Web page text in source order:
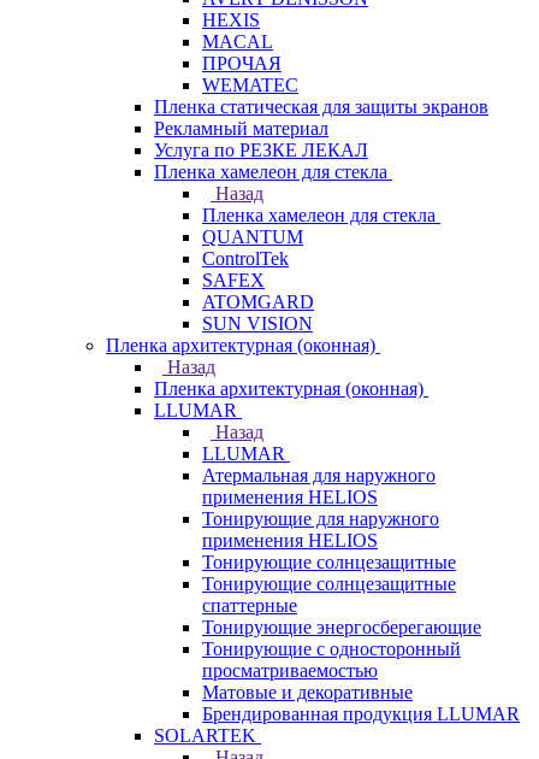
HEXIS
MACAL
ПРОЧАЯ
WEMATEC
Пленка статическая для защиты экранов
Рекламный материал
Услуга по РЕЗКЕ ЛЕКАЛ
Пленка хамелеон для стекла
Назад
Пленка хамелеон для стекла
QUANTUM
ControlTek
SAFEX
ATOMGARD
SUN VISION
Пленка архитектурная (оконная)
Назад
Пленка архитектурная (оконная)
LLUMAR
Назад
LLUMAR
Атермальная для наружного
применения HELIOS
Тонирующие для наружного
применения HELIOS
Тонирующие солнцезащитные
Тонирующие солнцезащитные
спаттерные
Тонирующие энергосберегающие
Тонирующие с односторонный
просматриваемостью
Матовые и декоративные
Брендированная продукция LLUMAR
SOLARTEK